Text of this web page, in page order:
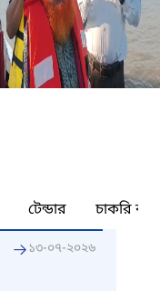
টেন্ডার চাকরি
১৩-০৭-২০২৬